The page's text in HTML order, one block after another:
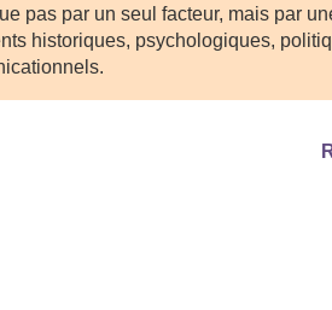
pas par un seul facteur, mais par
historiques, psychologiques,